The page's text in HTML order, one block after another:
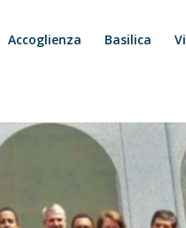
Accoglienza Basilica